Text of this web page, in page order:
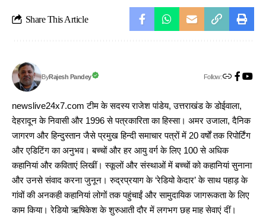
Share This Article
ByRajesh Pandey Follow:
newslive24x7.com टीम के सदस्य राजेश पांडेय, उत्तराखंड के डोईवाला,
देहरादून के निवासी और 1996 से पत्रकारिता का हिस्सा। अमर उजाला, दैनिक
जागरण और हिन्दुस्तान जैसे प्रमुख हिन्दी समाचार पत्रों में 20 वर्षों तक रिपोर्टिंग
और एडिटिंग का अनुभव। बच्चों और हर आयु वर्ग के लिए 100 से अधिक
कहानियां और कविताएं लिखीं। स्कूलों और संस्थाओं में बच्चों को कहानियां सुनाना
और उनसे संवाद करना जुनून। रुद्रप्रयाग के ‘रेडियो केदार’ के साथ पहाड़ के
गांवों की अनकही कहानियां लोगों तक पहुंचाईं और सामुदायिक जागरूकता के लिए
काम किया। रेडियो ऋषिकेश के शुरुआती दौर में लगभग छह माह सेवाएं दीं।